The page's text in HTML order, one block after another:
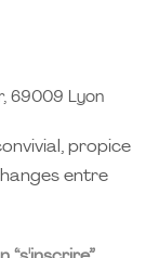
69009 Lyon
propice
entre